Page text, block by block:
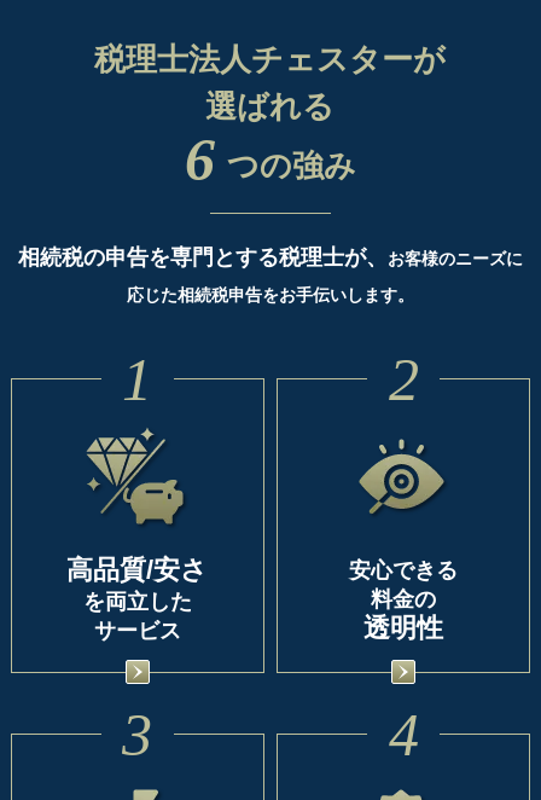
税理士法人チェスターが
選ばれる
6 つの強み
相続税の申告を専門とする税理士が、
お客様のニーズに
応じた相続税申告をお手伝いします。
1
高品質/安さ
を両立した
サービス
2
安心できる
料金の
透明性
3 4